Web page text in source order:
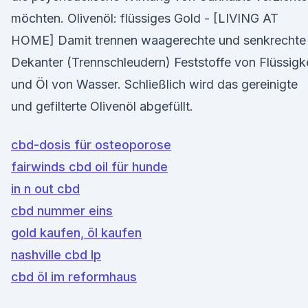
möchten. Olivenöl: flüssiges Gold - [LIVING AT
HOME] Damit trennen waagerechte und senkrechte
Dekanter (Trennschleudern) Feststoffe von
und Öl von Wasser. Schließlich wird das gereinigte
und gefilterte Olivenöl abgefüllt.
cbd-dosis für osteoporose
fairwinds cbd oil für hunde
in n out cbd
cbd nummer eins
gold kaufen, öl kaufen
nashville cbd lp
cbd öl im reformhaus